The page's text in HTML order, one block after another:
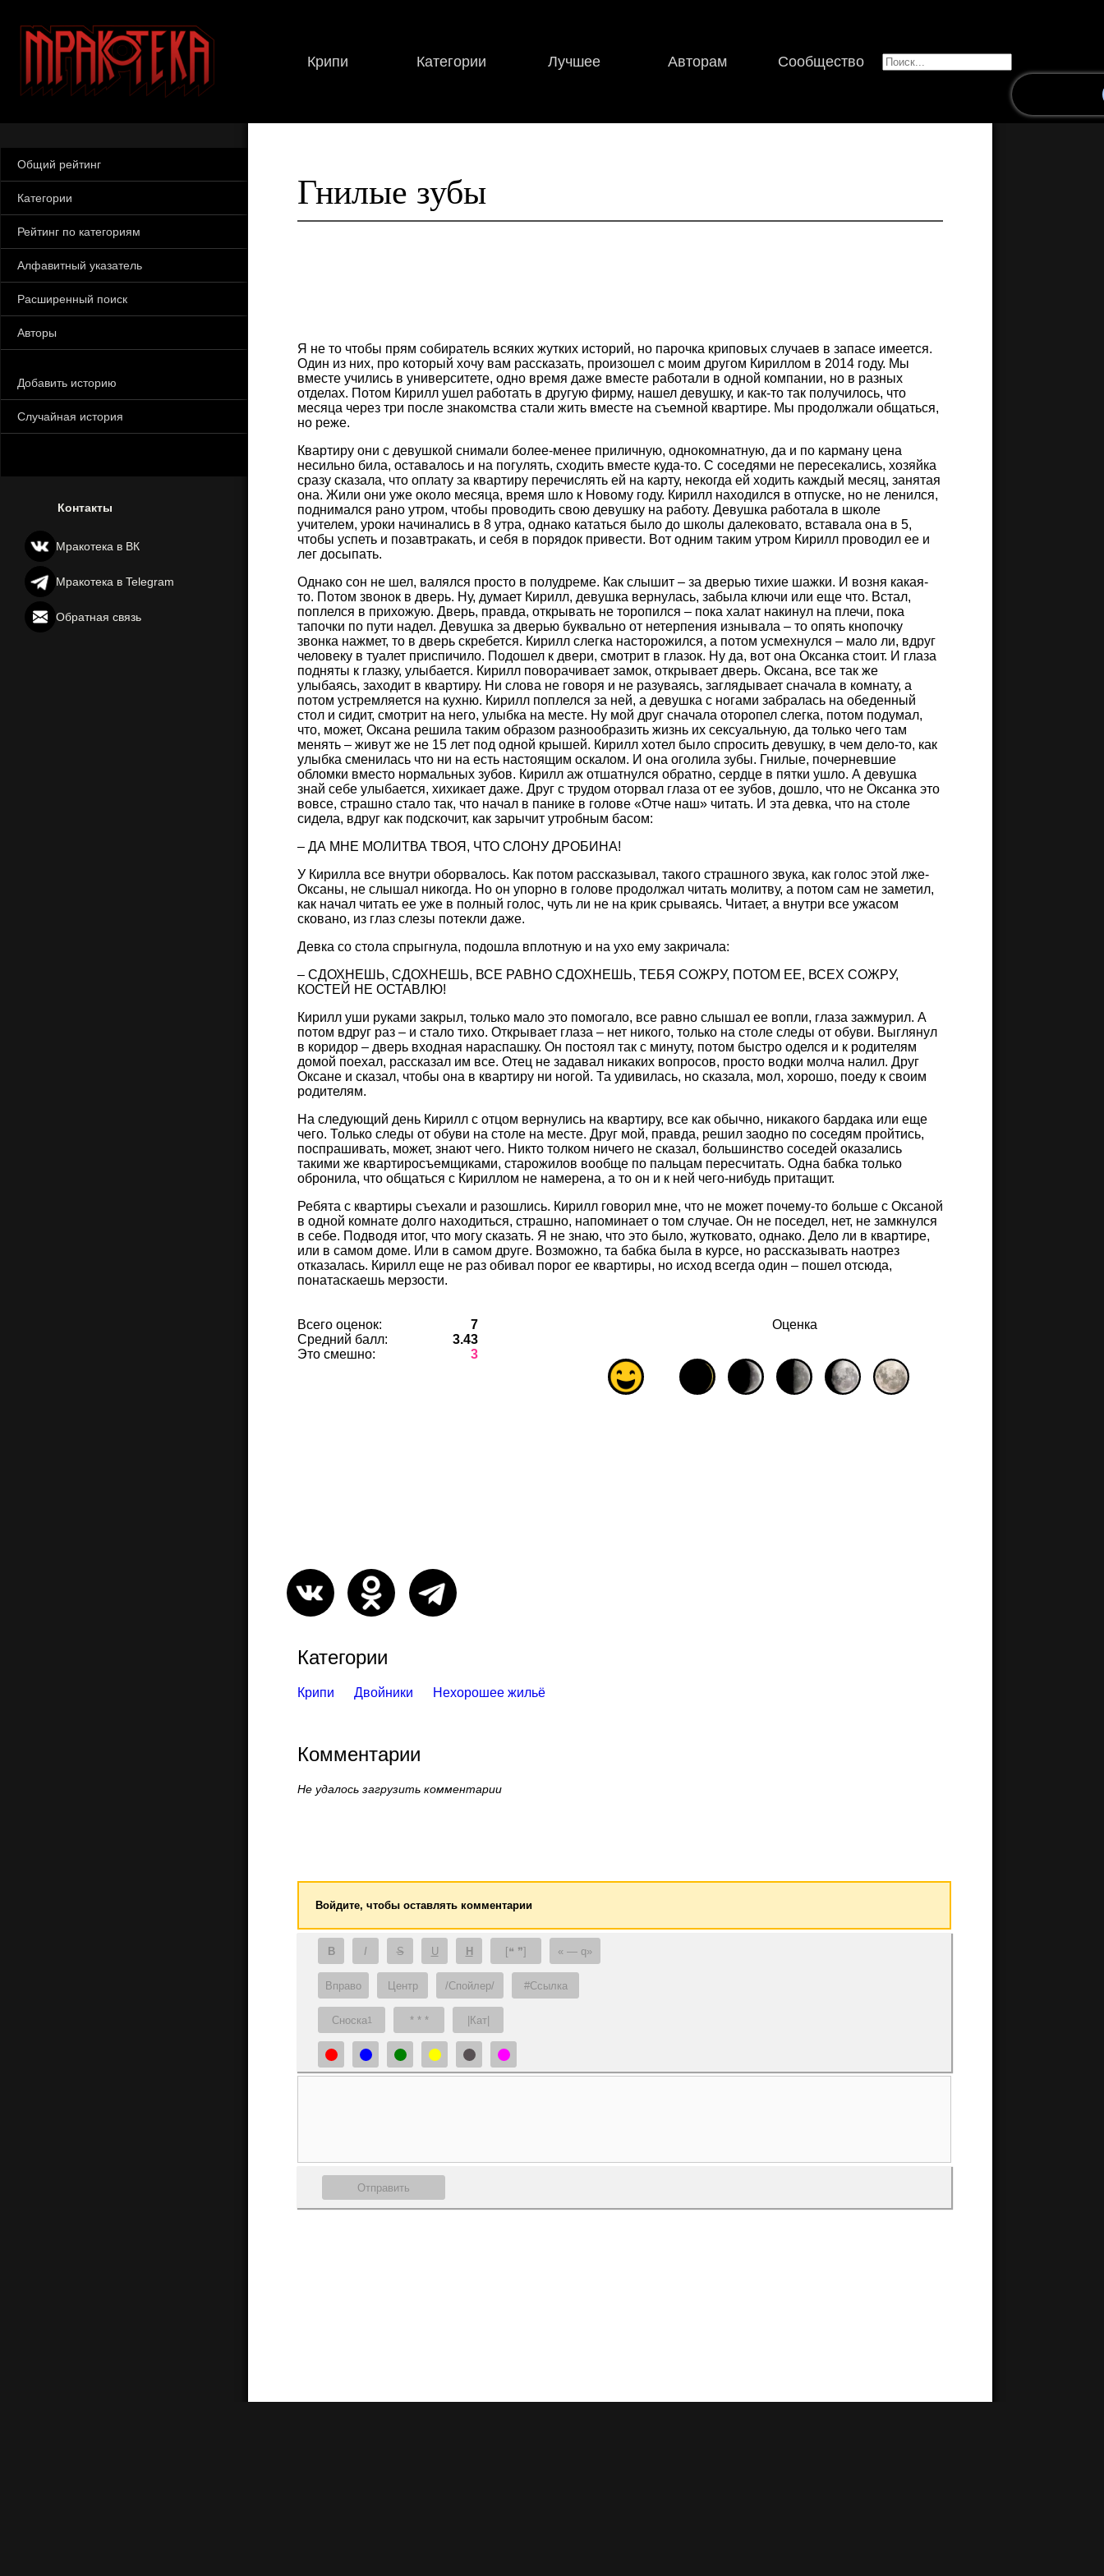
Крипи Категории Лучшее Авторам Сообщество
Общий рейтинг
Категории
Рейтинг по категориям
Алфавитный указатель
Расширенный поиск
Авторы
Добавить историю
Случайная история
Контакты
Мракотека в ВК
Мракотека в Telegram
Обратная связь
Гнилые зубы
Я не то чтобы прям собиратель всяких жутких историй, но парочка криповых случаев в запасе имеется.
Один из них, про который хочу вам рассказать, произошел с моим другом Кириллом в 2014 году. Мы
вместе учились в университете, одно время даже вместе работали в одной компании, но в разных
отделах. Потом Кирилл ушел работать в другую фирму, нашел девушку, и как-то так получилось, что
месяца через три после знакомства стали жить вместе на съемной квартире. Мы продолжали общаться,
но реже.
Квартиру они с девушкой снимали более-менее приличную, однокомнатную, да и по карману цена
несильно била, оставалось и на погулять, сходить вместе куда-то. С соседями не пересекались, хозяйка
сразу сказала, что оплату за квартиру перечислять ей на карту, некогда ей ходить каждый месяц, занятая
она. Жили они уже около месяца, время шло к Новому году. Кирилл находился в отпуске, но не ленился,
поднимался рано утром, чтобы проводить свою девушку на работу. Девушка работала в школе
учителем, уроки начинались в 8 утра, однако кататься было до школы далековато, вставала она в 5,
чтобы успеть и позавтракать, и себя в порядок привести. Вот одним таким утром Кирилл проводил ее и
лег досыпать.
Однако сон не шел, валялся просто в полудреме. Как слышит – за дверью тихие шажки. И возня какая-
то. Потом звонок в дверь. Ну, думает Кирилл, девушка вернулась, забыла ключи или еще что. Встал,
поплелся в прихожую. Дверь, правда, открывать не торопился – пока халат накинул на плечи, пока
тапочки по пути надел. Девушка за дверью буквально от нетерпения изнывала – то опять кнопочку
звонка нажмет, то в дверь скребется. Кирилл слегка насторожился, а потом усмехнулся – мало ли, вдруг
человеку в туалет приспичило. Подошел к двери, смотрит в глазок. Ну да, вот она Оксанка стоит. И глаза
подняты к глазку, улыбается. Кирилл поворачивает замок, открывает дверь. Оксана, все так же
улыбаясь, заходит в квартиру. Ни слова не говоря и не разуваясь, заглядывает сначала в комнату, а
потом устремляется на кухню. Кирилл поплелся за ней, а девушка с ногами забралась на обеденный
стол и сидит, смотрит на него, улыбка на месте. Ну мой друг сначала оторопел слегка, потом подумал,
что, может, Оксана решила таким образом разнообразить жизнь их сексуальную, да только чего там
менять – живут же не 15 лет под одной крышей. Кирилл хотел было спросить девушку, в чем дело-то, как
улыбка сменилась что ни на есть настоящим оскалом. И она оголила зубы. Гнилые, почерневшие
обломки вместо нормальных зубов. Кирилл аж отшатнулся обратно, сердце в пятки ушло. А девушка
знай себе улыбается, хихикает даже. Друг с трудом оторвал глаза от ее зубов, дошло, что не Оксанка это
вовсе, страшно стало так, что начал в панике в голове «Отче наш» читать. И эта девка, что на столе
сидела, вдруг как подскочит, как зарычит утробным басом:
– ДА МНЕ МОЛИТВА ТВОЯ, ЧТО СЛОНУ ДРОБИНА!
У Кирилла все внутри оборвалось. Как потом рассказывал, такого страшного звука, как голос этой лже-
Оксаны, не слышал никогда. Но он упорно в голове продолжал читать молитву, а потом сам не заметил,
как начал читать ее уже в полный голос, чуть ли не на крик срываясь. Читает, а внутри все ужасом
сковано, из глаз слезы потекли даже.
Девка со стола спрыгнула, подошла вплотную и на ухо ему закричала:
– СДОХНЕШЬ, СДОХНЕШЬ, ВСЕ РАВНО СДОХНЕШЬ, ТЕБЯ СОЖРУ, ПОТОМ ЕЕ, ВСЕХ СОЖРУ,
КОСТЕЙ НЕ ОСТАВЛЮ!
Кирилл уши руками закрыл, только мало это помогало, все равно слышал ее вопли, глаза зажмурил. А
потом вдруг раз – и стало тихо. Открывает глаза – нет никого, только на столе следы от обуви. Выглянул
в коридор – дверь входная нараспашку. Он постоял так с минуту, потом быстро оделся и к родителям
домой поехал, рассказал им все. Отец не задавал никаких вопросов, просто водки молча налил. Друг
Оксане и сказал, чтобы она в квартиру ни ногой. Та удивилась, но сказала, мол, хорошо, поеду к своим
родителям.
На следующий день Кирилл с отцом вернулись на квартиру, все как обычно, никакого бардака или еще
чего. Только следы от обуви на столе на месте. Друг мой, правда, решил заодно по соседям пройтись,
поспрашивать, может, знают чего. Никто толком ничего не сказал, большинство соседей оказались
такими же квартиросъемщиками, старожилов вообще по пальцам пересчитать. Одна бабка только
обронила, что общаться с Кириллом не намерена, а то он и к ней чего-нибудь притащит.
Ребята с квартиры съехали и разошлись. Кирилл говорил мне, что не может почему-то больше с Оксаной
в одной комнате долго находиться, страшно, напоминает о том случае. Он не поседел, нет, не замкнулся
в себе. Подводя итог, что могу сказать. Я не знаю, что это было, жутковато, однако. Дело ли в квартире,
или в самом доме. Или в самом друге. Возможно, та бабка была в курсе, но рассказывать наотрез
отказалась. Кирилл еще не раз обивал порог ее квартиры, но исход всегда один – пошел отсюда,
понатаскаешь мерзости.
Всего оценок:
7
Средний балл:
3.43
Это смешно:
3
Оценка
Категории
Крипи Двойники Нехорошее жильё
Комментарии
Не удалось загрузить комментарии
Войдите, чтобы оставлять комментарии
B I S U H [❝ ❞] — q
Вправо Центр /Спойлер/ #Ссылка
Сноска1 * * * |Кат|